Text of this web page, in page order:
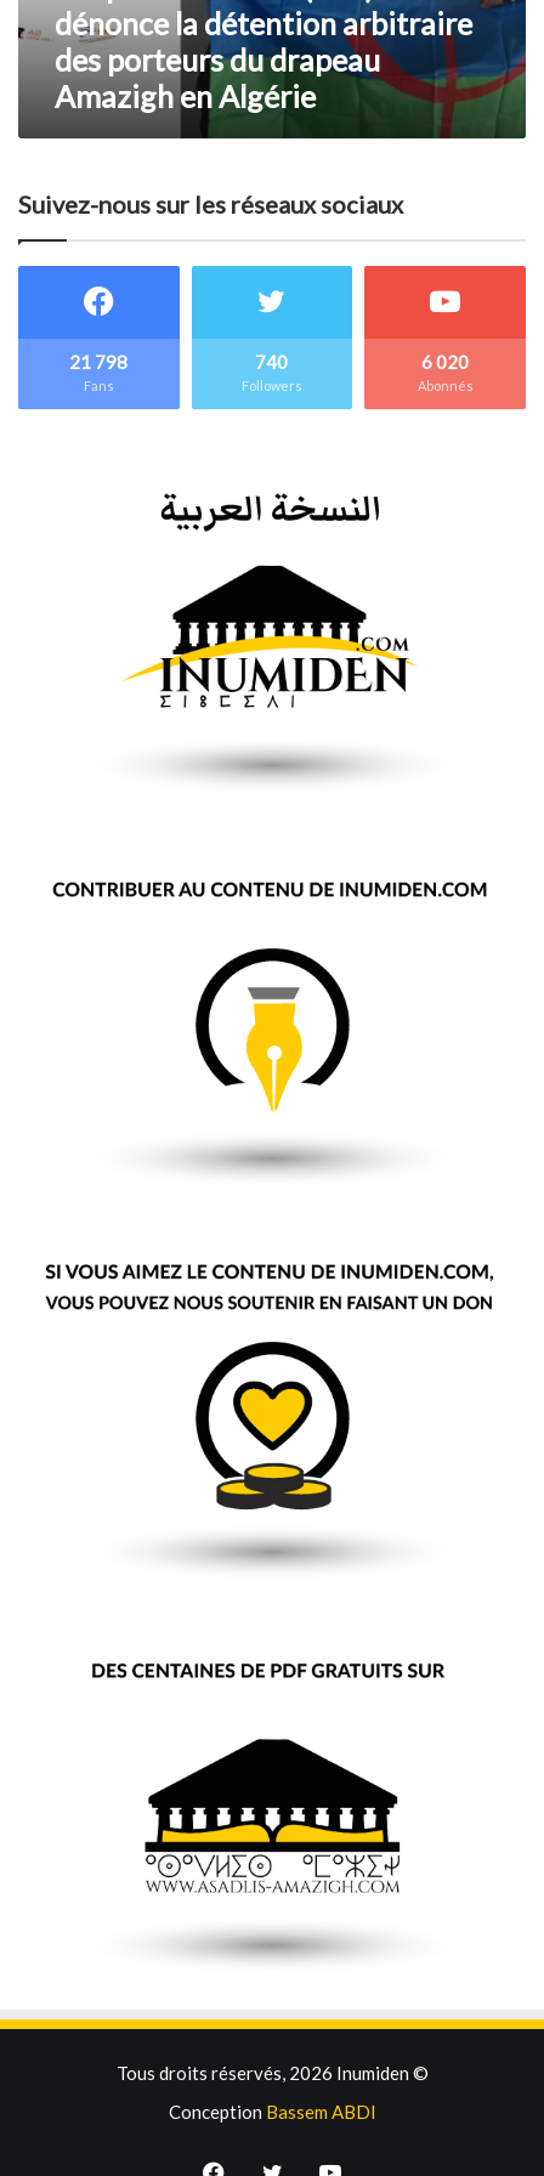
détention
arbitraire
porteurs
drapeau
en
Algérie
dénonce la détention arbitraire
des porteurs du drapeau
Amazigh en Algérie
Suivez-nous sur les réseaux sociaux
21 798
Fans
740
Followers
6 020
Abonnés
Tous droits réservés, 2026 Inumiden ©
Conception Bassem ABDI